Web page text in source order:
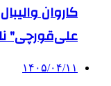
کاروان
علی‌قورچی"
۱۴۰۵/۰۴/۱۱